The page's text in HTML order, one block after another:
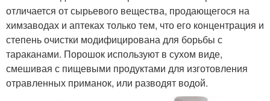
отличается от сырьевого вещества, продающегося на
химзаводах и аптеках только тем, что его концентрация и
степень очистки модифицирована для борьбы с
тараканами. Порошок используют в сухом виде,
смешивая с пищевыми продуктами для изготовления
отравленных приманок, или разводят водой.